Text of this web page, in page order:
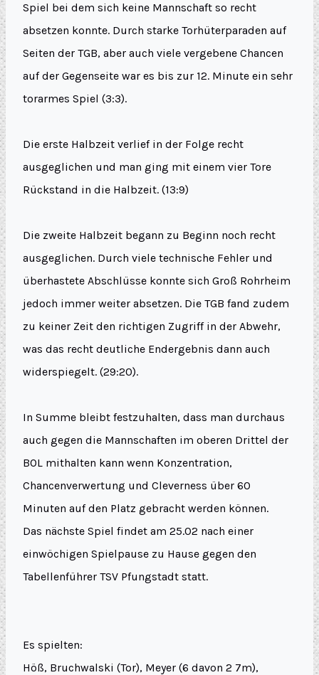
Spiel bei dem sich keine Mannschaft so recht
absetzen konnte. Durch starke Torhüterparaden auf
Seiten der TGB, aber auch viele vergebene Chancen
auf der Gegenseite war es bis zur 12. Minute ein sehr
torarmes Spiel (3:3).
Die erste Halbzeit verlief in der Folge recht
ausgeglichen und man ging mit einem vier Tore
Rückstand in die Halbzeit. (13:9)
Die zweite Halbzeit begann zu Beginn noch recht
ausgeglichen. Durch viele technische Fehler und
überhastete Abschlüsse konnte sich Groß Rohrheim
jedoch immer weiter absetzen. Die TGB fand zudem
zu keiner Zeit den richtigen Zugriff in der Abwehr,
was das recht deutliche Endergebnis dann auch
widerspiegelt. (29:20).
In Summe bleibt festzuhalten, dass man durchaus
auch gegen die Mannschaften im oberen Drittel der
BOL mithalten kann wenn Konzentration,
Chancenverwertung und Cleverness über 60
Minuten auf den Platz gebracht werden können.
Das nächste Spiel findet am 25.02 nach einer
einwöchigen Spielpause zu Hause gegen den
Tabellenführer TSV Pfungstadt statt.
Es spielten:
Höß, Bruchwalski (Tor), Meyer (6 davon 2 7m),